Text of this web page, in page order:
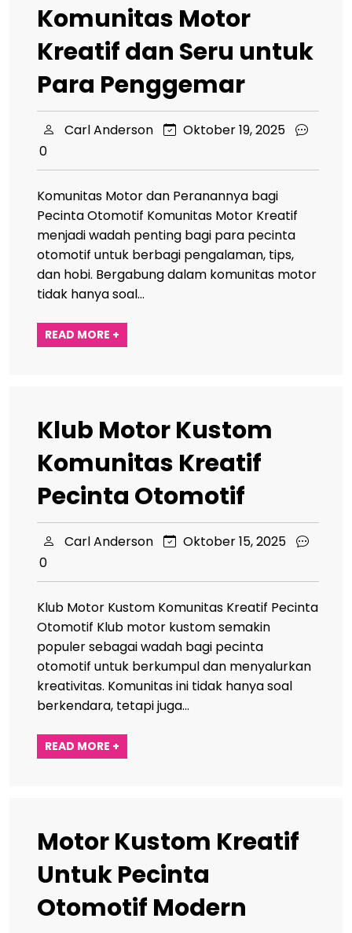
Komunitas Motor
Kreatif dan Seru untuk
Para Penggemar
Carl Anderson
Oktober 19, 2025
0
Komunitas Motor dan Peranannya bagi
Pecinta Otomotif Komunitas Motor Kreatif
menjadi wadah penting bagi para pecinta
otomotif untuk berbagi pengalaman, tips,
dan hobi. Bergabung dalam komunitas motor
tidak hanya soal…
READ MORE +
Klub Motor Kustom
Komunitas Kreatif
Pecinta Otomotif
Carl Anderson
Oktober 15, 2025
0
Klub Motor Kustom Komunitas Kreatif Pecinta
Otomotif Klub motor kustom semakin
populer sebagai wadah bagi pecinta
otomotif untuk berkumpul dan menyalurkan
kreativitas. Komunitas ini tidak hanya soal
berkendara, tetapi juga…
READ MORE +
Motor Kustom Kreatif
Untuk Pecinta
Otomotif Modern